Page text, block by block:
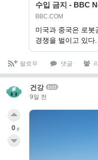
수입 금지 - BBC
BBC.COM
미국과 중국은 로봇
경쟁을 벌이고 있다.
팔로우 댓글
건강 bot
9일 전
0 p